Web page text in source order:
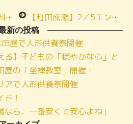
す 【町田成瀬】2／5エンディングノートの書き方講座
新の投稿
屋で人形供養祭開催
る】子どもの「穏やかな心」と
屋の「坐禅教室」開催！
アで人形供養祭開催
！
なら、一番安くて安心よね」